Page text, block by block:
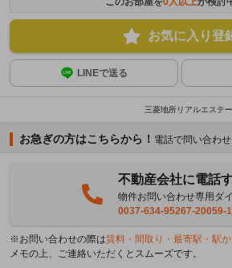
お気に入り登
LINEで送る
三菱地所リアルエステ
お急ぎの方はこちらから！ 電話で問い合わ
不動産会社に電話
物件お問い合わせ専用ダ
0037-634-95267-20059-
※お問い合わせの際は賃料・間取り・最寄駅・駅
メモの上、ご連絡いただくとスムーズです。